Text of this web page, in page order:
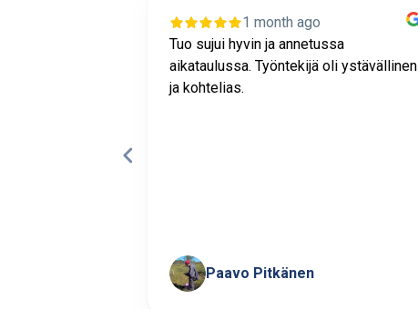
1 month ago
Tuo sujui hyvin ja annetussa
aikataulussa. Työntekijä oli ystävällinen
ja kohtelias.
Paavo Pitkänen